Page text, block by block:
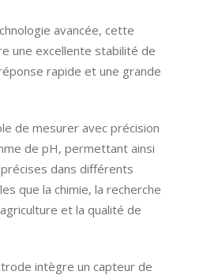
avancée, cette
une excellente stabilité de
rapide et une grande
de mesurer avec précision
de pH, permettant ainsi
dans différents
que la chimie, la recherche
et la qualité de
intègre un capteur de